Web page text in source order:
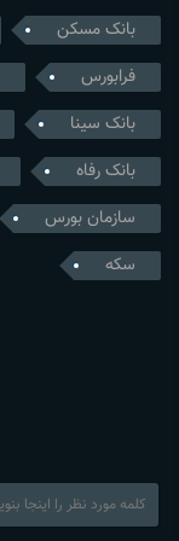
بانک مسکن
فرابورس
بانک سینا
بانک رفاه
سازمان بورس
سکه